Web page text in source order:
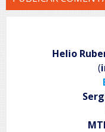
Helio
(